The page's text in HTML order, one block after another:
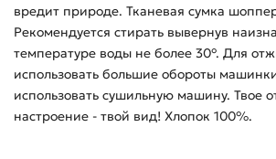
вредит природе. Тканевая сумка
Рекомендуется стирать вывернув
температуре воды не более 30°. Для
использовать большие обороты
использовать сушильную машину. Твое
настроение - твой вид! Хлопок 100%.